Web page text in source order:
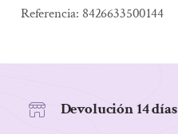
250
Referencia: 8426633500144
Devolución 14 días